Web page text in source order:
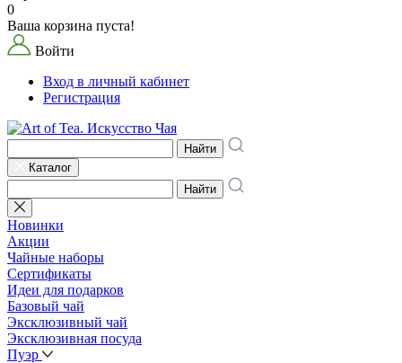
0
Ваша корзина пуста!
Войти
Вход в личный кабинет
Регистрация
Найти
Каталог
Найти
Новинки
Акции
Чайные наборы
Сертификаты
Идеи для подарков
Базовый чай
Эксклюзивный чай
Эксклюзивная посуда
Пуэр